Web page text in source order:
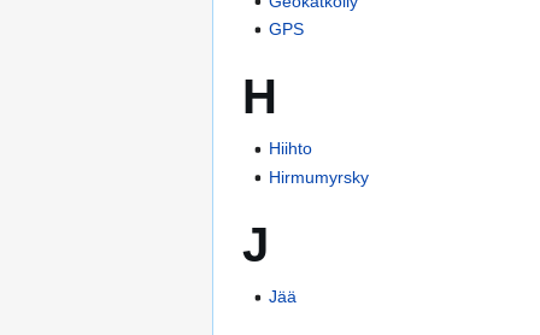
GPS
H
Hiihto
Hirmumyrsky
J
Jää